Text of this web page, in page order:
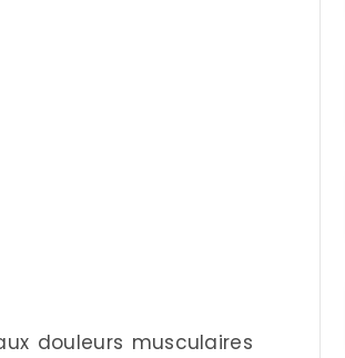
douleurs musculaires